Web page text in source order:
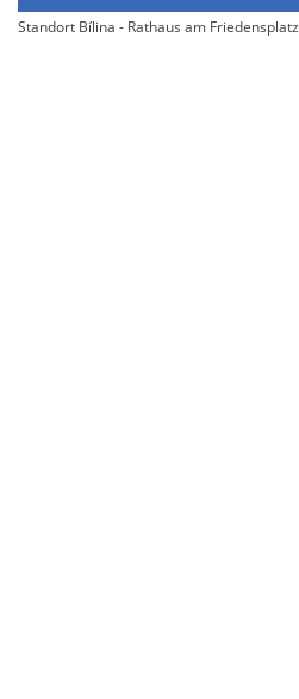
Standort Bílina - Rathaus am Friedensplatz